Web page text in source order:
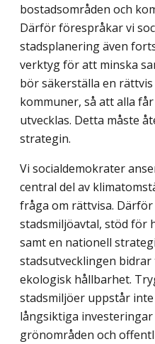
bostadsområden och
Därför förespråkar vi
stadsplanering även
verktyg för att minska
bör säkerställa en
kommuner, så att alla
utvecklas. Detta måste
strategin.
Vi socialdemokrater
central del av
fråga om rättvisa.
stadsmiljöavtal, stöd för
samt en nationell
stadsutvecklingen bidrar
ekologisk hållbarhet.
stadsmiljöer uppstår
långsiktiga
grön­områden och